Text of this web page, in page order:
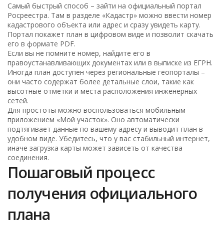
Самый быстрый способ – зайти на официальный портал
Росреестра. Там в разделе «Кадастр» можно ввести номер
кадастрового объекта или адрес и сразу увидеть карту.
Портал покажет план в цифровом виде и позволит скачать
его в формате PDF.
Если вы не помните номер, найдите его в
правоустанавливающих документах или в выписке из ЕГРН.
Иногда план доступен через региональные геопорталы –
они часто содержат более детальные слои, такие как
высотные отметки и места расположения инженерных
сетей.
Для простоты можно воспользоваться мобильным
приложением «Мой участок». Оно автоматически
подтягивает данные по вашему адресу и выводит план в
удобном виде. Убедитесь, что у вас стабильный интернет,
иначе загрузка карты может зависеть от качества
соединения.
Пошаговый процесс
получения официального
плана